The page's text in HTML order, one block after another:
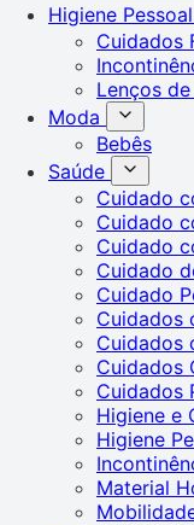
Higiene Pessoal
Cuidados
Lenços
Moda
Bebês
Saúde
Cuidado
Cuidado
Cuidado
Cuidado
Cuidado
Cuidados
Cuidados
Cuidados
Cuidados
Higiene e
Higiene
Material